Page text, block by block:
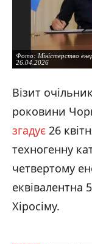
Фото: Міністерство
26.04.2026
Фото: Міністерство
Візит
роковини
згадує 26
техногенну
четвертому
Хіросіму.